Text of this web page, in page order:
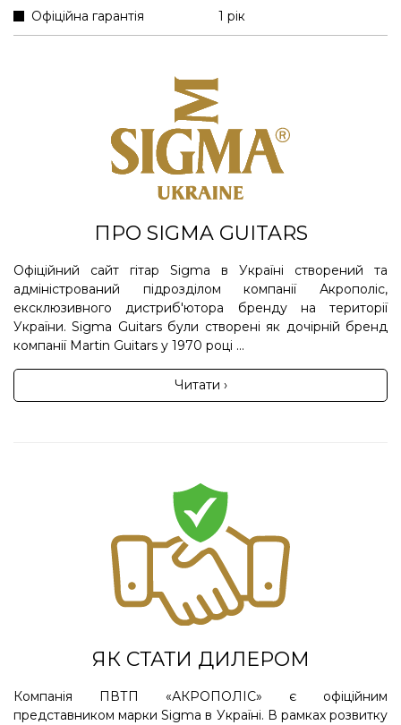
Офіційна гарантія 1 рік
ПРО SIGMA GUITARS
Офіційний сайт гітар Sigma в Україні створений та
адміністрований підрозділом компанії Акрополіс,
ексклюзивного дистриб'ютора бренду на території
України. Sigma Guitars були створені як дочірній бренд
компанії Martin Guitars у 1970 році ...
Читати ›
ЯК СТАТИ ДИЛЕРОМ
Компанія ПВТП «АКРОПОЛІС» є офіційним
представником марки Sigma в Україні. В рамках розвитку